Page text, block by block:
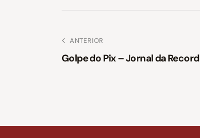
ANTERIOR
Golpe do Pix – Jornal da Record